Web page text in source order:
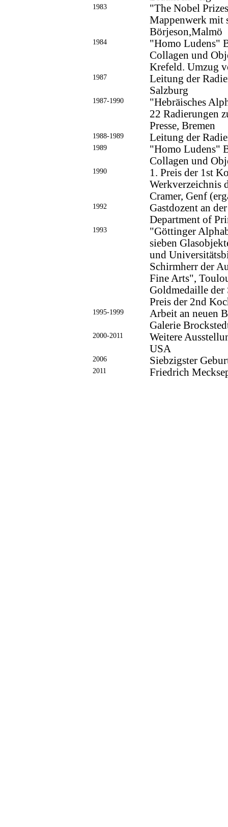
1983
"The Nobel
Mappenwerk mit
Börjeson,Malmö
1984
"Homo Ludens"
Collagen und
Krefeld. Umzug
1987
Leitung der
Salzburg
1987-1990
"Hebräisches
22 Radierungen
Presse, Bremen
1988-1989 Leitung der
1989
"Homo Ludens"
Collagen und
1990
1. Preis der 1st
Werkverzeichnis
Cramer, Genf
1992
Gastdozent an
Department of
1993
"Göttinger
sieben
und
Schirmherr der
Fine Arts",
Goldmedaille der
Preis der 2nd
1995-1999
Arbeit an neuen
Galerie
2000-2011
Weitere
USA
2006 Siebzigster
2011 Friedrich